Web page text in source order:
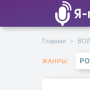
Главная
ЖАНРЫ: